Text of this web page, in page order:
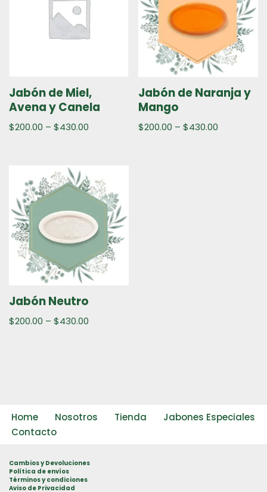
Jabón de Miel,
Avena y Canela
$200.00 – $430.00
Jabón de Naranja y
Mango
$200.00 –$430.00
Jabón Neutro
$200.00 – $430.00
Home Nosotros Tienda
Jabones Especiales
Contacto
Cambios y Devoluciones
Política de envíos
Términos y condiciones
Aviso de Privacidad